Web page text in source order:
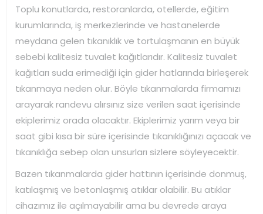
Toplu konutlarda, restoranlarda, otellerde, eğitim
kurumlarında, iş merkezlerinde ve hastanelerde
meydana gelen tıkanıklık ve tortulaşmanın en büyük
sebebi kalitesiz tuvalet kağıtlarıdır. Kalitesiz tuvalet
kağıtları suda erimediği için gider hatlarında birleşerek
tıkanmaya neden olur. Böyle tıkanmalarda firmamızı
arayarak randevu alırsınız size verilen saat içerisinde
ekiplerimiz orada olacaktır. Ekiplerimiz yarım veya bir
saat gibi kısa bir süre içerisinde tıkanıklığınızı açacak ve
tıkanıklığa sebep olan unsurları sizlere söyleyecektir.
Bazen tıkanmalarda gider hattının içerisinde donmuş,
katılaşmış ve betonlaşmış atıklar olabilir. Bu atıklar
cihazımız ile açılmayabilir ama bu devrede araya